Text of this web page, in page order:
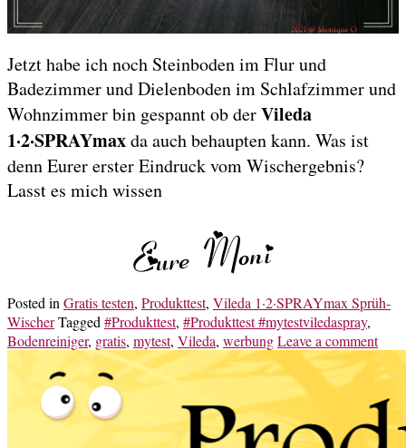
Jetzt habe ich noch Steinboden im Flur und
Badezimmer und Dielenboden im Schlafzimmer und
Wohnzimmer bin gespannt ob derVileda
1·2·SPRAYmaxda auch behaupten kann. Was ist
denn Eurer erster Eindruck vom Wischergebnis?
Lasst es mich wissen
Posted inGratis testen, Produkttest, Vileda 1·2·SPRAYmax Sprüh-
WischerTagged#Produkttest, #Produkttest #mytestviledaspray,
Bodenreiniger, gratis, mytest, Vileda, werbungLeave a comment